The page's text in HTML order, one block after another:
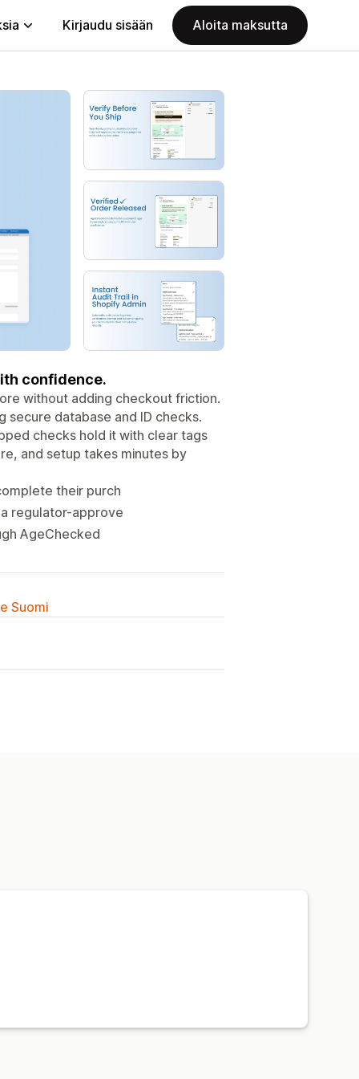
Kirjaudu sisään Aloita maksutta
confidence.
without adding checkout friction.
database and ID checks.
checks hold it with clear tags
and setup takes minutes by
their purch
regulator-approve
AgeChecked
Suomi